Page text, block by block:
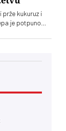
prže kukuruz i
je potpuno